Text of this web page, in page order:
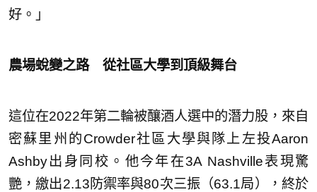
好。」
農場蛻變之路 從社區大學到頂級舞台
這位在2022年第二輪被釀酒人選中的潛力股，來自
密蘇里州的Crowder社區大學與隊上左投Aaron
Ashby出身同校。他今年在3A Nashville表現驚
艷，繳出2.13防禦率與80次三振（63.1局），終於